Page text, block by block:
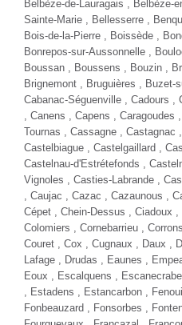
TOYOTA HILUX
Diesel - 155000 Km- 2019
401,00 € / mois
27 980 €TTC
Comparer
Plus d'infos